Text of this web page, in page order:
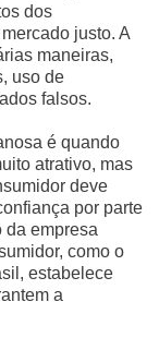
dos
justo. A
maneiras,
uso de
falsos.
é quando
atrativo, mas
deve
por parte
da empresa
como o
estabelece
a